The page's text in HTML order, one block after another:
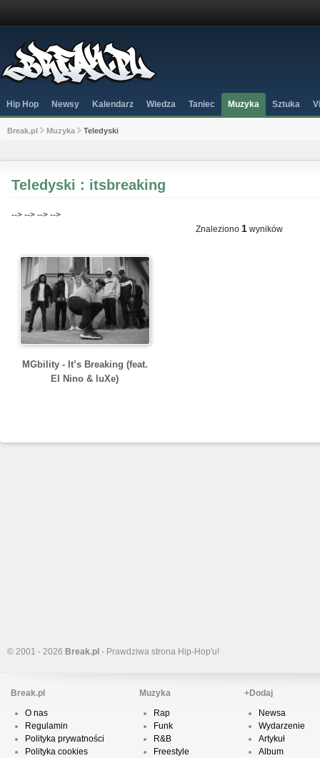
Hip Hop Newsy Kalendarz Wiedza Taniec Muzyka Sztuka
Break.pl Muzyka Teledyski
Teledyski : itsbreaking
--> --> --> -->
Znaleziono 1 wyników
MGbility - It’s Breaking (feat.
El Nino & luXe)
© 2001 - 2026 Break.pl - Prawdziwa strona Hip-Hop'u!
Break.pl
O nas
Regulamin
Polityka prywatności
Polityka cookies
Muzyka
Rap
Funk
R&B
Freestyle
+Dodaj
Newsa
Wydarzenie
Artykuł
Album